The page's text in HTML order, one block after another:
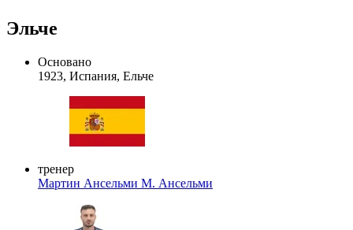
Эльче
Основано
1923, Испания, Ельче
тренер
Мартин Ансельми М. Ансельми